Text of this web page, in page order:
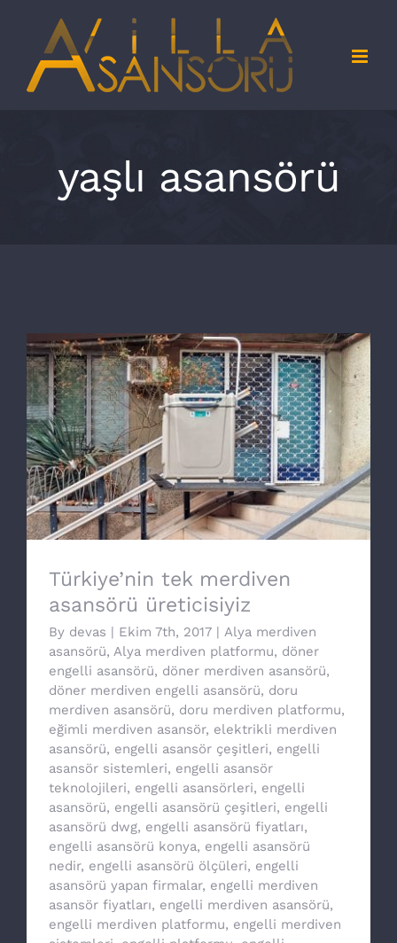
content
yaşlı asansörü
Türkiye’nin tek merdiven asansörü
üreticisiyiz
Türkiye’nin tek merdiven
asansörü üreticisiyiz
By devas | Ekim 7th, 2017 | Alya merdiven
asansörü, Alya merdiven platformu, döner
engelli asansörü, döner merdiven asansörü,
döner merdiven engelli asansörü, doru
merdiven asansörü, doru merdiven platformu,
eğimli merdiven asansör, elektrikli merdiven
asansörü, engelli asansör çeşitleri, engelli
asansör sistemleri, engelli asansör
teknolojileri, engelli asansörleri, engelli
asansörü, engelli asansörü çeşitleri, engelli
asansörü dwg, engelli asansörü fiyatları,
engelli asansörü konya, engelli asansörü
nedir, engelli asansörü ölçüleri, engelli
asansörü yapan firmalar, engelli merdiven
asansör fiyatları, engelli merdiven asansörü,
engelli merdiven platformu, engelli merdiven